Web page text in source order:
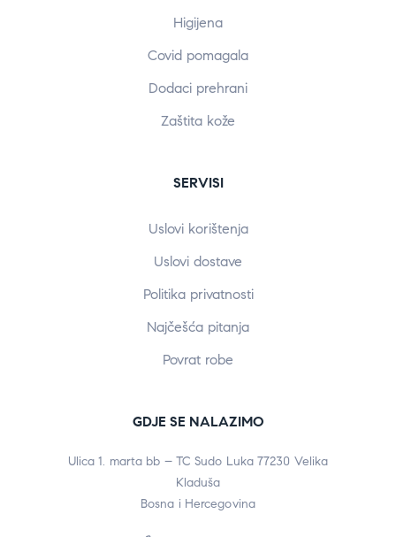
Higijena
Covid pomagala
Dodaci prehrani
Zaštita kože
SERVISI
Uslovi korištenja
Uslovi dostave
Politika privatnosti
Najčešća pitanja
Povrat robe
GDJE SE NALAZIMO
Ulica 1. marta bb – TC Sudo Luka 77230 Velika
Kladuša
Bosna i Hercegovina